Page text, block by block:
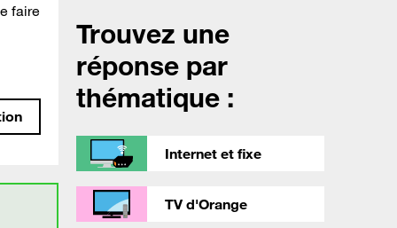
faire
Trouvez une
réponse par
thématique :
Internet et fixe
TV d'Orange